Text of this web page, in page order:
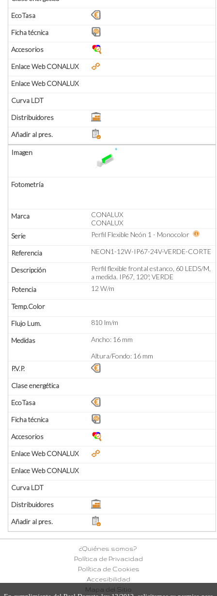
CONALUX
CONALUX
Perfil Flexible Neón 1 - Monocolor
NEON1-12W-IP67-24V-VERDE-CORTE
Perfil flexible frontal estanco, 60 LEDS/M,
a medida. IP67, 120º, VERDE
12 W/m
810 lm/m
Ancho: 16 mm
Altura/Fondo: 16 mm
¿Quiénes somos?
Política de Privacidad
Política de Cookies
Accesibilidad
Mapa del Sitio